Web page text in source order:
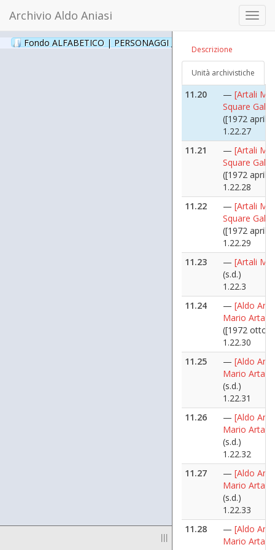
Archivio Aldo Aniasi
Fondo ALFABETICO | PERSONAGGI _ Archivio Fotografico
|||
Descrizione
Unità archivistiche
([1969
1.22.25
Circolo De
([1969
1.22.26
11.20
— [Artali
Square
([1972 aprile
1.22.27
11.21
— [Artali
Square
([1972 aprile
1.22.28
11.22
— [Artali
Square
([1972 aprile
1.22.29
11.23
— [Artali
(s.d.)
1.22.3
11.24
— [Aldo
Mario Artali]
([1972
1.22.30
11.25
— [Aldo
Mario Artali]
(s.d.)
1.22.31
11.26
— [Aldo
Mario Artali]
(s.d.)
1.22.32
11.27
— [Aldo
Mario Artali]
(s.d.)
1.22.33
11.28
— [Aldo
Mario Artali]